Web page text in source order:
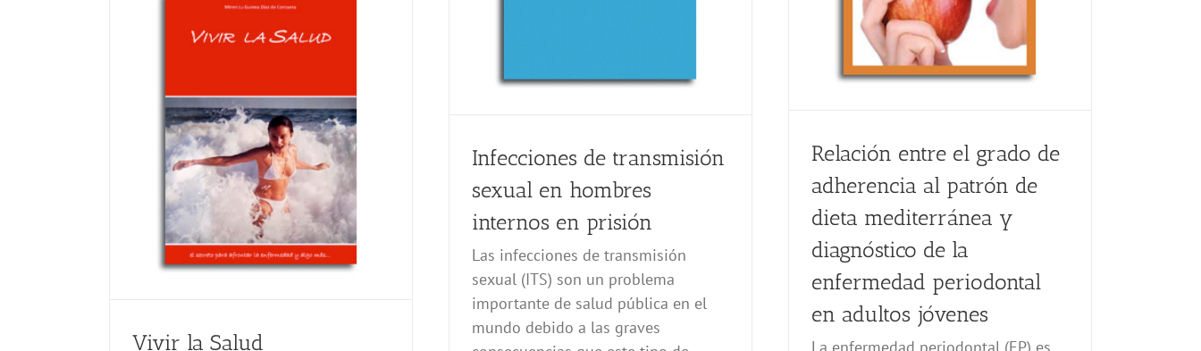
Relación entre el grado de
adherencia al patrón de
dieta mediterránea y
diagnóstico de la
enfermedad periodontal
en adultos jóvenes
Infecciones de transmisión
sexual en hombres
internos en prisión
Las infecciones de transmisión
sexual (ITS) son un problema
importante de salud pública en el
mundo debido a las graves
Vivir la Salud